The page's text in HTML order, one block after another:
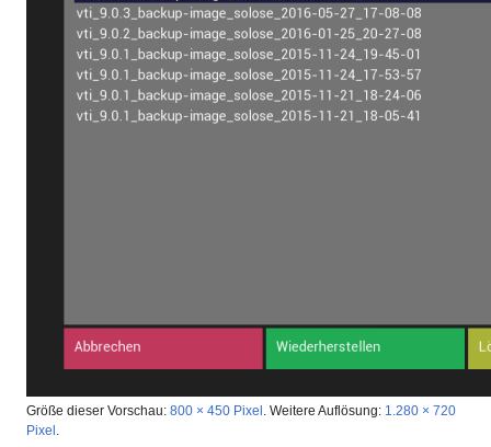
Größe dieser Vorschau: 800 × 450 Pixel Weitere Auflösung: 1.280 × 720
Pixel